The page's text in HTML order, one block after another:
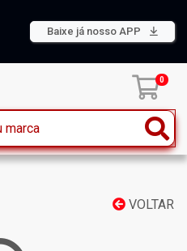
Baixe já nosso APP
0
VOLTAR